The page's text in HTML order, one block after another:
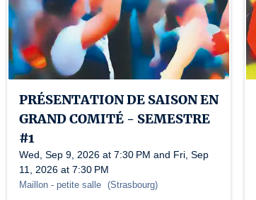
PRÉSENTATION DE SAISON EN
GRAND COMITÉ - SEMESTRE
#1
Wed, Sep 9, 2026 at 7:30 PM and Fri, Sep
11, 2026 at 7:30 PM
Maillon - petite salle (Strasbourg)